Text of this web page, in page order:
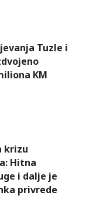
Tuzle i
KM
krizu
Hitna
i dalje je
privrede